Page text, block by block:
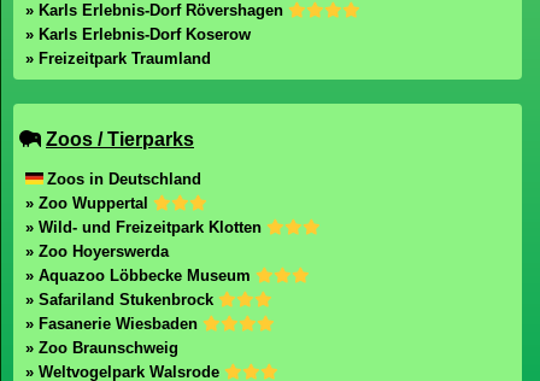
» Karls Erlebnis-Dorf Rövershagen
» Karls Erlebnis-Dorf Koserow
» Freizeitpark Traumland
Zoos / Tierparks
Zoos in Deutschland
» Zoo Wuppertal
» Wild- und Freizeitpark Klotten
» Zoo Hoyerswerda
» Aquazoo Löbbecke Museum
» Safariland Stukenbrock
» Fasanerie Wiesbaden
» Zoo Braunschweig
» Weltvogelpark Walsrode